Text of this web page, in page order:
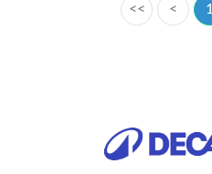
<< < 1